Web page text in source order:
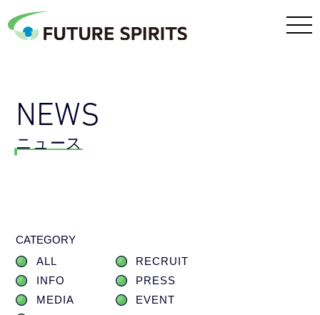
NEWS
ニュース
CATEGORY
ALL
RECRUIT
INFO
PRESS
MEDIA
EVENT